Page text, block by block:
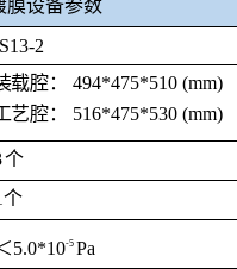
膜设备参数
13-2
载腔： 494*475*510 (mm)
艺腔： 516*475*530 (mm)
个
个
5.0*10-5 Pa